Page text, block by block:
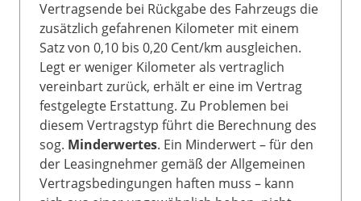
Vertragsende bei Rückgabe des Fahrzeugs die
zusätzlich gefahrenen Kilometer mit einem
Satz von 0,10 bis 0,20 Cent/km ausgleichen.
Legt er weniger Kilometer als vertraglich
vereinbart zurück, erhält er eine im Vertrag
festgelegte Erstattung. Zu Problemen bei
diesem Vertragstyp führt die Berechnung des
sog. Minderwertes. Ein Minderwert – für den
der Leasingnehmer gemäß der Allgemeinen
Vertragsbedingungen haften muss – kann